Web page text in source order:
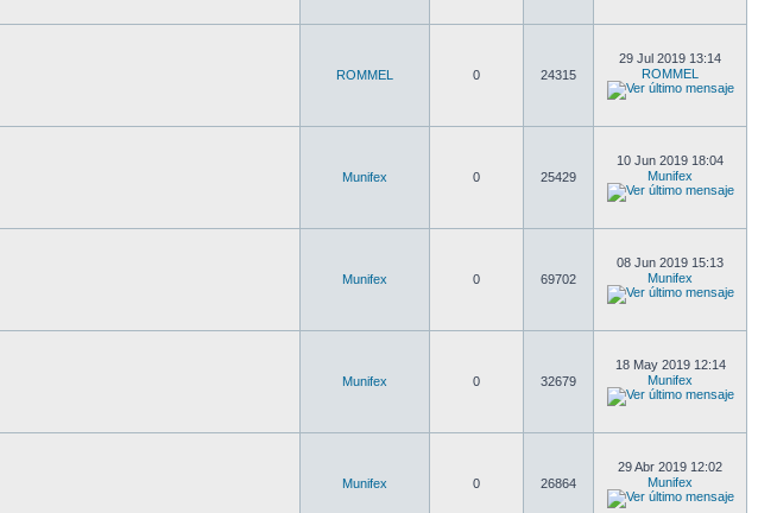
ROMMEL 0 24315
29 Jul 2019 13:14
ROMMEL
Munifex 0 25429
10 Jun 2019 18:04
Munifex
Munifex 0 69702
08 Jun 2019 15:13
Munifex
Munifex 0 32679
18 May 2019 12:14
Munifex
Munifex 0 26864
29 Abr 2019 12:02
Munifex